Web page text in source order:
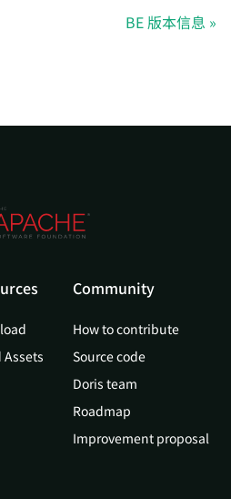
BE 版本信息
Assets
Community
How to contribute
Source code
Doris team
Roadmap
Improvement proposal